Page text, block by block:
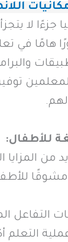
جزءًا لا
هامًا في
للأطفال:
من المزايا
التفاعل
التعلم